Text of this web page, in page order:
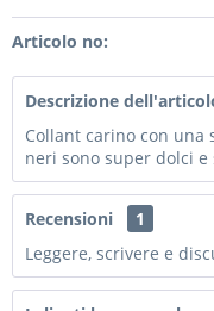
Articolo no:
Descrizione
Collant carino con una
neri sono super dolci e
Recensioni
1
Leggere, scrivere e